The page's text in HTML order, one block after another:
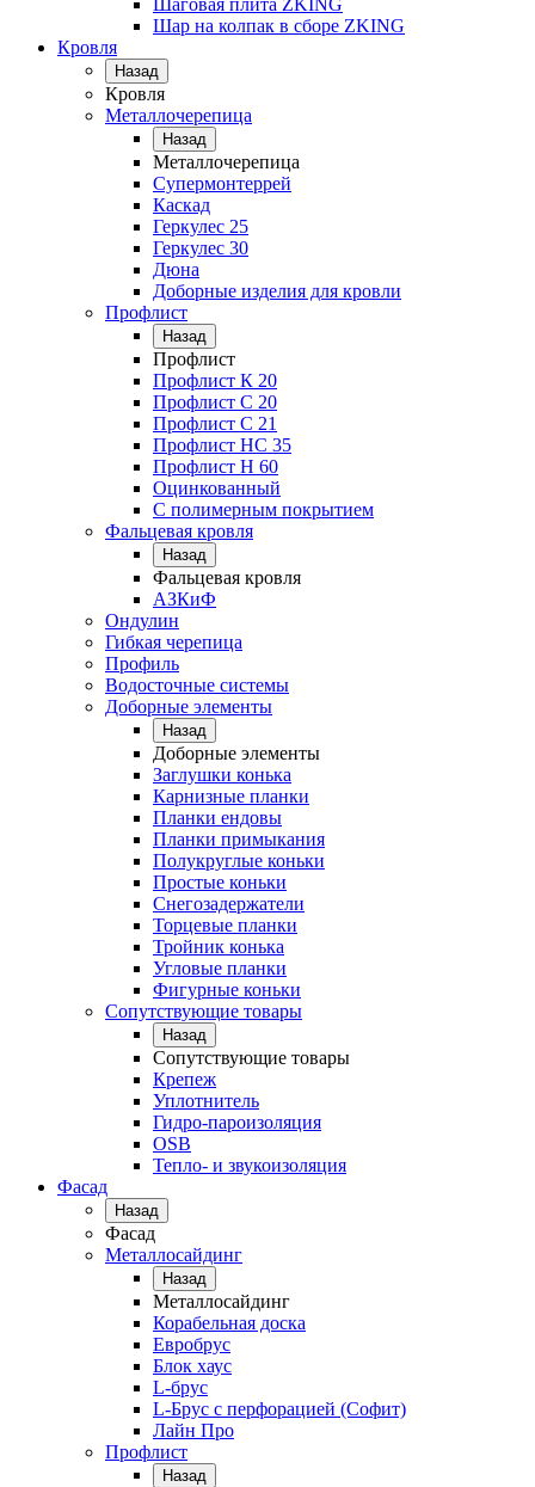
Шаговая плита ZKING
Шар на колпак в сборе ZKING
Кровля
Назад
Кровля
Металлочерепица
Назад
Металлочерепица
Супермонтеррей
Каскад
Геркулес 25
Геркулес 30
Дюна
Доборные изделия для кровли
Профлист
Назад
Профлист
Профлист К 20
Профлист С 20
Профлист C 21
Профлист НС 35
Профлист Н 60
Оцинкованный
С полимерным покрытием
Фальцевая кровля
Назад
Фальцевая кровля
АЗКиФ
Ондулин
Гибкая черепица
Профиль
Водосточные системы
Доборные элементы
Назад
Доборные элементы
Заглушки конька
Карнизные планки
Планки ендовы
Планки примыкания
Полукруглые коньки
Простые коньки
Снегозадержатели
Торцевые планки
Тройник конька
Угловые планки
Фигурные коньки
Сопутствующие товары
Назад
Сопутствующие товары
Крепеж
Уплотнитель
Гидро-пароизоляция
OSB
Тепло- и звукоизоляция
Фасад
Назад
Фасад
Металлосайдинг
Назад
Металлосайдинг
Корабельная доска
Евробрус
Блок хаус
L-брус
L-Брус с перфорацией (Софит)
Лайн Про
Профлист
Назад